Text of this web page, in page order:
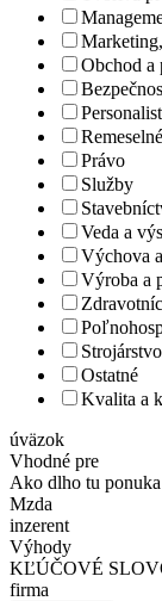
Obchod a
Právo
Služby
Veda a
Výchova
Výroba a
Strojárstvo
Ostatné
Kvalita a
úväzok
Vhodné pre
Ako dlho tu
Mzda
inzerent
Výhody
KĽÚČOVÉ
firma